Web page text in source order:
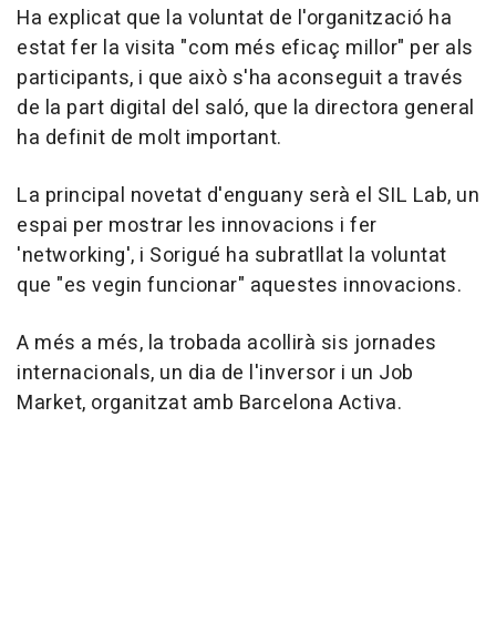
Ha explicat que la voluntat de l'organització ha
estat fer la visita "com més eficaç millor" per als
participants, i que això s'ha aconseguit a través
de la part digital del saló, que la directora general
ha definit de molt important.
La principal novetat d'enguany serà el SIL Lab, un
espai per mostrar les innovacions i fer
'networking', i Sorigué ha subratllat la voluntat
que "es vegin funcionar" aquestes innovacions.
A més a més, la trobada acollirà sis jornades
internacionals, un dia de l'inversor i un Job
Market, organitzat amb Barcelona Activa.